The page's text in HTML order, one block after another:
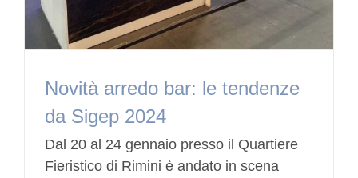
Novità arredo bar: le tendenze
da Sigep 2024
Dal 20 al 24 gennaio presso il Quartiere
Fieristico di Rimini è andato in scena